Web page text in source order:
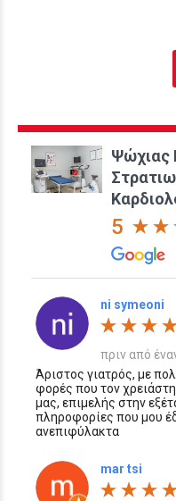
Ψώχιας
5
ni symeoni
πριν από
Άριστος γιατρός, με
φορές που τον
μας, επιμελής στην
πληροφορίες που μου
ανεπιφύλακτα
mar tsi